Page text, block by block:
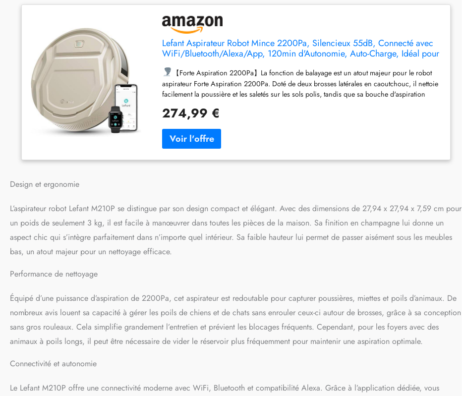
Lefant Aspirateur Robot Mince 2200Pa, Silencieux 55dB, Connecté avec
WiFi/Bluetooth/Alexa/App, 120min d'Autonomie, Auto-Charge, Idéal pour
【Forte Aspiration 2200Pa】La fonction de balayage est un atout majeur pour le robot
aspirateur Forte Aspiration 2200Pa. Doté de deux brosses latérales en caoutchouc, il nettoie
facilement la poussière et les saletés sur les sols polis, tandis que sa bouche d'aspiration
uniforme et efficace dans toute la pièce.
facilement éliminer les poils et la poussière sous ou dans les crevasses des lits, canapés et
autres meubles sans s'emmêler. Sa puissante buse sans brosse est idéale pour un nettoyage
zones manquantes et augmenter l'efficacité.
【Contrôle App & Voix】Le robot aspirateur
connecté M210P étend le mode de configuration Bluetooth + WiFi*, et il ne faut que 6
secondes pour connecter avec succès votre robot nettoyeur à l'APP Lefant, ce qui le rend
plus facile, plus rapide et plus stable. L'APP Lefant permet des réglages détaillés pour le robot
et peut fonctionner avec les commandes vocales d'Alexa et de Goole Home. *Remarque: Seul
et l'efficacité est augmentée de 90%. Le signal amélioré permet aux robots de trouver plus
rapidement les bornes de recharge et de ne plus se perdre.
274,99 €
Design et ergonomie
L’aspirateur robot Lefant M210P se distingue par son design compact et élégant. Avec des dimensions de 27,94 x 27,94 x 7,59 cm pour
un poids de seulement 3 kg, il est facile à manœuvrer dans toutes les pièces de la maison. Sa finition en champagne lui donne un
aspect chic qui s’intègre parfaitement dans n’importe quel intérieur. Sa faible hauteur lui permet de passer aisément sous les meubles
bas, un atout majeur pour un nettoyage efficace.
Performance de nettoyage
Équipé d’une puissance d’aspiration de 2200Pa, cet aspirateur est redoutable pour capturer poussières, miettes et poils d’animaux. De
nombreux avis louent sa capacité à gérer les poils de chiens et de chats sans enrouler ceux-ci autour de brosses, grâce à sa conception
sans gros rouleaux. Cela simplifie grandement l’entretien et prévient les blocages fréquents. Cependant, pour les foyers avec des
animaux à poils longs, il peut être nécessaire de vider le réservoir plus fréquemment pour maintenir une aspiration optimale.
Connectivité et autonomie
Le Lefant M210P offre une connectivité moderne avec WiFi, Bluetooth et compatibilité Alexa. Grâce à l’application dédiée, vous